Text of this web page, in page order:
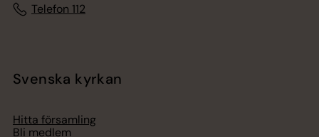
Telefon 112
Svenska kyrkan
Hitta församling
Bli medlem